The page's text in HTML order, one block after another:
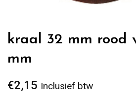
kraal 32 mm rood
mm
€2,15 Inclusief btw